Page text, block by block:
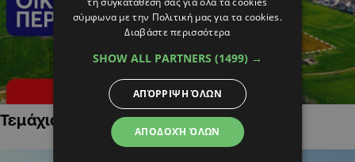
Τεμάχια Γης σε Οικιστικές Περιοχές
σύμφωνα με την Πολιτική μας για τα cookies.
Διαβάστε περισσότερα
SHOW ALL PARTNERS (1499) →
ΑΠΟΔΟΧΉ ΌΛΩΝ
ΑΠΌΡΡΙΨΗ ΌΛΩΝ